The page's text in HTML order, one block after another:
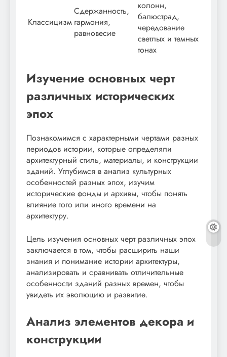
Классицизм
Сдержанность,
гармония,
равновесие
колонн,
балюстрад,
чередование
светлых и темных
тонах
Изучение основных черт
различных исторических
эпох
Познакомимся с характерными чертами разных
периодов истории, которые определяли
архитектурный стиль, материалы, и конструкции
зданий. Углубимся в анализ культурных
особенностей разных эпох, изучим
исторические фонды и архивы, чтобы понять
влияние того или иного времени на
архитектуру.
Цель изучения основных черт различных эпох
заключается в том, чтобы расширить наши
знания и понимание истории архитектуры,
анализировать и сравнивать отличительные
особенности зданий разных времен, чтобы
увидеть их эволюцию и развитие.
Анализ элементов декора и
конструкции